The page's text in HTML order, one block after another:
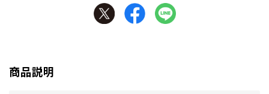
商品説明